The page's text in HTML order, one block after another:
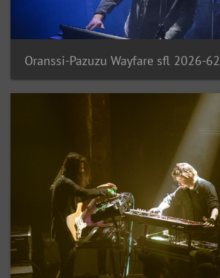
Oranssi-Pazuzu Wayfare sfl 2026-62